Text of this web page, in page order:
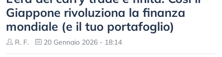
Giappone rivoluziona la finanza
mondiale (e il tuo portafoglio)
R. F. 20 Gennaio 2026 - 18:14